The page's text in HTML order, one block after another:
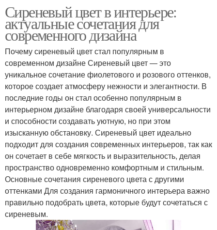
Сиреневый цвет в интерьере:
актуальные сочетания для
современного дизайна
Почему сиреневый цвет стал популярным в
современном дизайне Сиреневый цвет — это
уникальное сочетание фиолетового и розового оттенков,
которое создает атмосферу нежности и элегантности. В
последние годы он стал особенно популярным в
интерьерном дизайне благодаря своей универсальности
и способности создавать уютную, но при этом
изысканную обстановку. Сиреневый цвет идеально
подходит для создания современных интерьеров, так как
он сочетает в себе мягкость и выразительность, делая
пространство одновременно комфортным и стильным.
Основные сочетания сиреневого цвета с другими
оттенками Для создания гармоничного интерьера важно
правильно подобрать цвета, которые будут сочетаться с
сиреневым.